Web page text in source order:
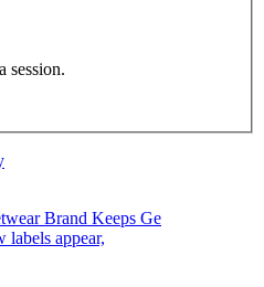
session.
Brand Keeps Ge
labels appear,